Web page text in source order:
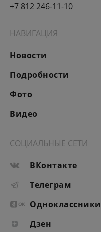
+7 812 246-11-10
НАВИГАЦИЯ
Новости
Подробности
Фото
Видео
СОЦИАЛЬНЫЕ СЕТИ
ВКонтакте
Телеграм
Одноклассники
Дзен